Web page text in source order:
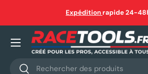
Aller au contenu
Expédition rapide 24-
Recherche
Rechercher
Nos produits